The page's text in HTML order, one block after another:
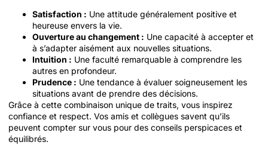
Satisfaction : Une attitude généralement positive et
heureuse envers la vie.
Ouverture au changement : Une capacité à accepter et
à s’adapter aisément aux nouvelles situations.
Intuition : Une faculté remarquable à comprendre les
autres en profondeur.
Prudence : Une tendance à évaluer soigneusement les
situations avant de prendre des décisions.
Grâce à cette combinaison unique de traits, vous inspirez
confiance et respect. Vos amis et collègues savent qu’ils
peuvent compter sur vous pour des conseils perspicaces et
équilibrés.